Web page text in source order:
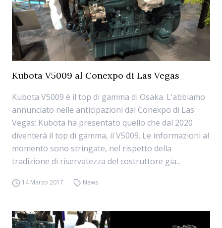
Kubota V5009 al Conexpo di Las Vegas
Kubota V5009 è il top di gamma di Osaka. L’abbiamo
annunciato nelle anticipazioni dal Conexpo di Las
Vegas: Kubota ha presentato quello che dal 2020
diventerà il top di gamma, il V5009. Le informazioni al
momento sono stringate, nel rispetto della
tradizione di riservatezza del costruttore gia...
14 Marzo 2017 News